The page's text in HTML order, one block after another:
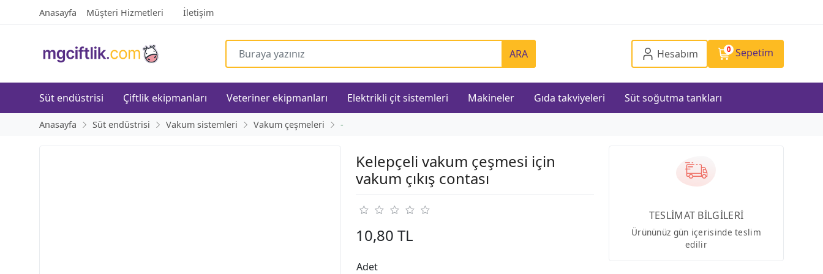
Anasayfa Müşteri Hizmetleri İletişim
ARA Hesabım 0 Sepetim
Süt endüstrisi Çiftlik ekipmanları Veteriner ekipmanları Elektrikli çit sistemleri Makineler Gıda takviyeleri Süt soğutma tankları
Anasayfa Süt endüstrisi Vakum sistemleri Vakum çeşmeleri -
Kelepçeli vakum çeşmesi için
vakum çıkış contası
10,80 TL
Adet
TESLİMAT BİLGİLERİ
Ürününüz gün içerisinde teslim
edilir